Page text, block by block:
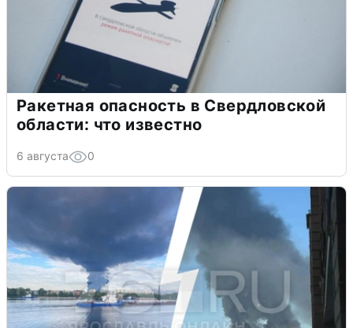
Ракетная опасность в Свердловской
области: что известно
6 августа 0